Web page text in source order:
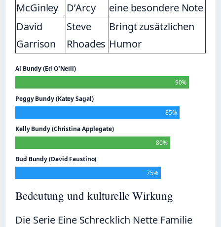
McGinley
D’Arcy
eine besondere Note
David
Garrison
Steve
Rhoades
Bringt zusätzlichen
Humor
Al Bundy (Ed O’Neill)
90%
Peggy Bundy (Katey Sagal)
85%
Kelly Bundy (Christina Applegate)
80%
Bud Bundy (David Faustino)
75%
Bedeutung und kulturelle Wirkung
Die Serie Eine Schrecklich Nette Familie